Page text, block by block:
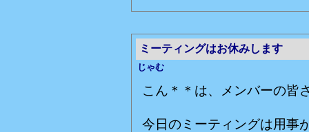
ミーティングはお休みします
じゃむ
こん＊＊は、メンバーの皆
今日のミーティングは用事